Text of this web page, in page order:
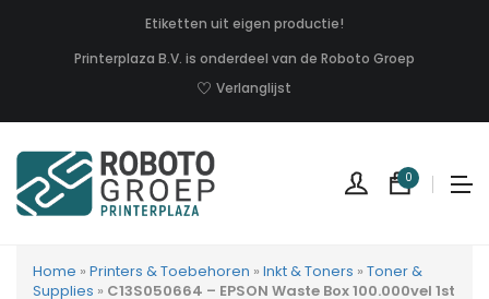
Etiketten uit eigen productie!
Printerplaza B.V. is onderdeel van de Roboto Groep
Verlanglijst
0
Home » Printers & Toebehoren » Inkt & Toners » Toner &
Supplies » C13S050664 – EPSON Waste Box 100.000vel 1st